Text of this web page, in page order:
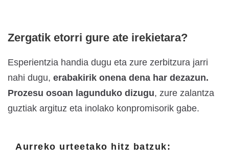
Zergatik etorri gure ate irekietara?
Esperientzia handia dugu eta zure zerbitzura jarri
nahi dugu, erabakirik onena dena har dezazun.
Prozesu osoan lagunduko dizugu, zure zalantza
guztiak argituz eta inolako konpromisorik gabe.
Aurreko urteetako hitz batzuk: